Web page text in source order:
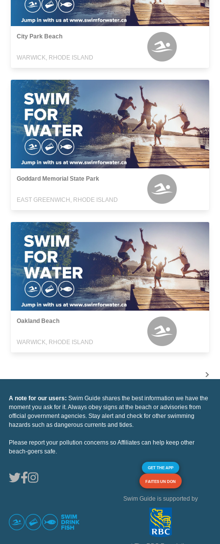
City Park Beach
WARWICK, RHODE ISLAND
Goddard Memorial State Park
EAST GREENWICH, RHODE ISLAND
Oakland Beach
WARWICK, RHODE ISLAND
A note for our users: Swim Guide shares the best information we have the
moment you ask for it. Always obey signs at the beach or advisories from
official government agencies. Stay alert and check for other swimming
hazards such as dangerous currents and tides.
Please report your pollution concerns so Affiliates can help keep other
beach-goers safe.
GET THE APP
FAITES UN DON
Swim Guide is supported by